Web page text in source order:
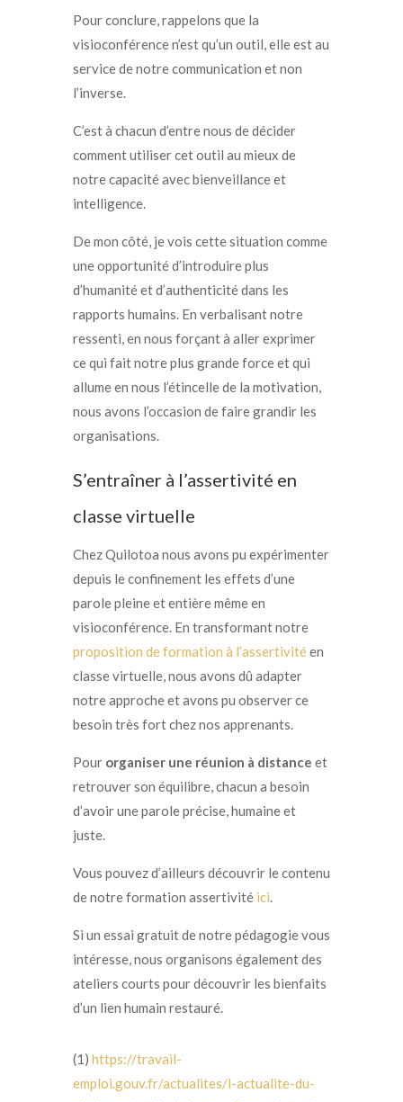
Pour conclure, rappelons que la
visioconférence n’est qu’un outil, elle est au
service de notre communication et non
l’inverse.
C’est à chacun d’entre nous de décider
comment utiliser cet outil au mieux de
notre capacité avec bienveillance et
intelligence.
De mon côté, je vois cette situation comme
une opportunité d’introduire plus
d’humanitéet d’authenticité dans les
rapports humains. En verbalisant notre
ressenti, en nous forçant à aller exprimer
ce qui fait notre plus grande force et qui
allume en nous l’étincelle de la motivation,
nous avons l’occasion de faire grandir les
organisations.
S’entraîner à l’assertivité en
classe virtuelle
Chez Quilotoa nous avons pu expérimenter
depuis le confinement les effets d’une
parole pleine et entière même en
visioconférence. En transformant notre
proposition de formation à l’assertivitéen
classe virtuelle, nous avons dû adapter
notre approche et avons pu observer ce
besoin très fort chez nos apprenants.
Pour organiser une réunion à distance et
retrouver son équilibre, chacun a besoin
d’avoir une parole précise, humaine et
juste.
Vous pouvez d’ailleurs découvrir le contenu
de notre formation assertivité ici.
Si un essai gratuit de notre pédagogie vous
intéresse, nous organisons également des
ateliers courts pour découvrir les bienfaits
d’un lien humain restauré.
(1) https://travail-
emploi.gouv.fr/actualites/l-actualite-du-